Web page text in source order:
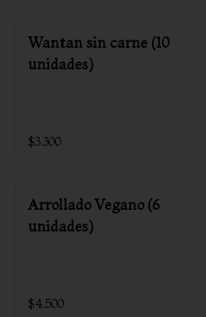
Wantan sin carne (10
unidades)
$3.300
Arrollado Vegano (6
unidades)
$4.500